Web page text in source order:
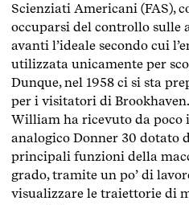
Scienziati Americani (FAS),
occuparsi del controllo sulle
avanti l’ideale secondo cui
utilizzata unicamente per
Dunque, nel 1958 ci si sta
per i visitatori di Brookhaven.
William ha ricevuto da poco
analogico Donner 30 dotato
principali funzioni della
grado, tramite un po’ di
visualizzare le traiettorie di